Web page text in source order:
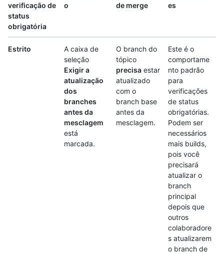
verificação de
status
obrigatória
o
de merge
es
Estrito
A caixa de
seleção
Exigir a
atualização
dos
branches
antes da
mesclagem
está
marcada.
O branch do
tópico
precisa estar
atualizado
com o
branch base
antes da
mesclagem.
Este é o
comportame
nto padrão
para
verificações
de status
obrigatórias.
Podem ser
necessários
mais builds,
pois você
precisará
atualizar o
branch
principal
depois que
outros
colaboradore
s atualizarem
o branch de